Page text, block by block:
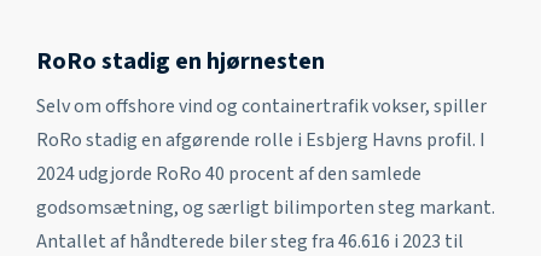
RoRo stadig en hjørnesten
Selv om offshore vind og containertrafik vokser, spiller
RoRo stadig en afgørende rolle i Esbjerg Havns profil. I
2024 udgjorde RoRo 40 procent af den samlede
godsomsætning, og særligt bilimporten steg markant.
Antallet af håndterede biler steg fra 46.616 i 2023 til